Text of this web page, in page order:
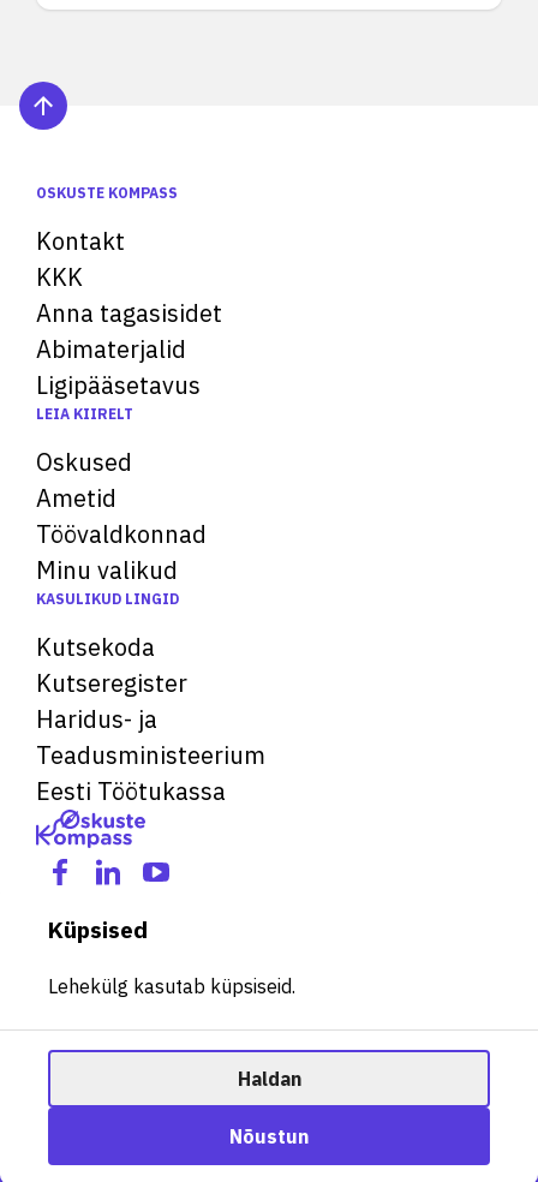
Ametisoovitaja
OSKUSTE KOMPASS
Kontakt
KKK
Anna tagasisidet
Abimaterjalid
Ligipääsetavus
LEIA KIIRELT
Oskused
Ametid
Töövaldkonnad
Minu valikud
KASULIKUD LINGID
Kutsekoda
Kutseregister
Haridus- ja
Teadusministeerium
Eesti Töötukassa
Küpsised
Lehekülg kasutab küpsiseid.
Haldan
Nõustun